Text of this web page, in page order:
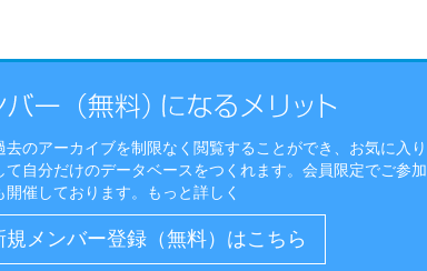
去のアーカイブを制限なく閲覧することができ、お気に入り
て自分だけのデータベースをつくれます。会員限定でご参加
催しております。
もっと詳しく
規メンバー登録（無料）はこちら